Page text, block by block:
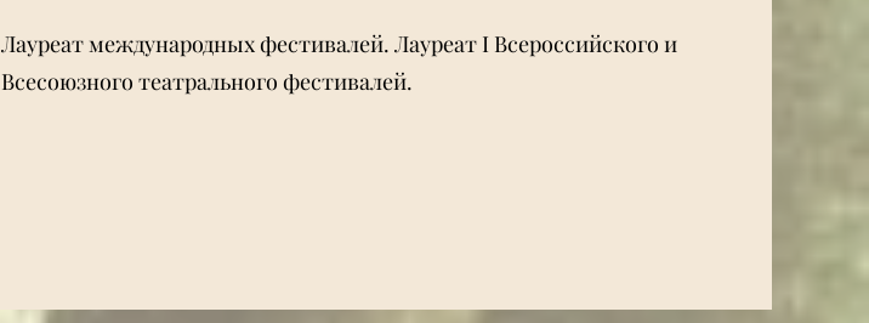
Лауреат международных фестивалей. Лауреат I Всероссийского и
Всесоюзного театрального фестивалей.